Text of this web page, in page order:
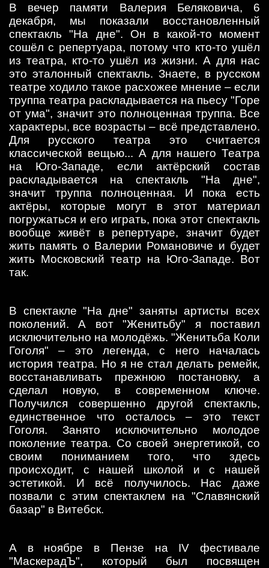
В вечер памяти Валерия Беляковича, 6
декабря, мы показали восстановленный
спектакль "На дне". Он в какой-то момент
сошёл с репертуара, потому что кто-то ушёл
из театра, кто-то ушёл из жизни. А для нас
это эталонный спектакль. Знаете, в русском
театре ходило такое расхожее мнение – если
труппа театра раскладывается на пьесу "Горе
от ума", значит это полноценная труппа. Все
характеры, все возрасты – всё представлено.
Для русского театра это считается
классической вещью... А для нашего Театра
на Юго-Западе, если актёрский состав
раскладывается на спектакль "На дне",
значит труппа полноценная. И пока есть
актёры, которые могут в этот материал
погружаться и его играть, пока этот спектакль
вообще живёт в репертуаре, значит будет
жить память о Валерии Романовиче и будет
жить Московский театр на Юго-Западе. Вот
так.
В спектакле "На дне" заняты артисты всех
поколений. А вот "Женитьбу" я поставил
исключительно на молодёжь. "Женитьба Коли
Гоголя" – это легенда, с него началась
история театра. Но я не стал делать ремейк,
восстанавливать прежнюю постановку, а
сделал новую, в современном ключе.
Получился совершенно другой спектакль,
единственное что осталось – это текст
Гоголя. Занято исключительно молодое
поколение театра. Со своей энергетикой, со
своим пониманием того, что здесь
происходит, с нашей школой и с нашей
эстетикой. И всё получилось. Нас даже
позвали с этим спектаклем на "Славянский
базар" в Витебск.
А в ноябре в Пензе на IV фестивале
"МаскерадЪ", который был посвящен